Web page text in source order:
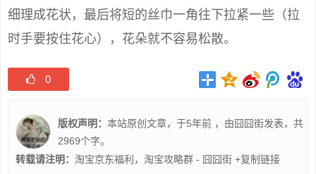
细理成花状，最后将短的丝巾一角往下拉紧一些（拉
时手要按住花心），花朵就不容易松散。
0
版权声明： 本站原创文章，于5年前 ，由囧囧街发表，共
2969个字。
转载请注明： 淘宝京东福利，淘宝攻略群 - 囧囧街 +复制链接